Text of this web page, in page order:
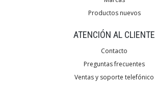
Productos nuevos
ATENCIÓN AL CLIENTE
Contacto
Preguntas frecuentes
Ventas y soporte telefónico